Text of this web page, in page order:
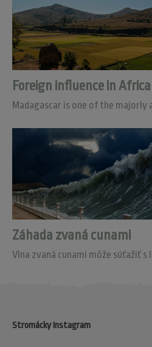
Foreign influence in Africa
Madagascar is one of the majorly
Záhada zvaná cunami
Vlna zvaná cunami môže súťažiť s
Stromácky Instagram